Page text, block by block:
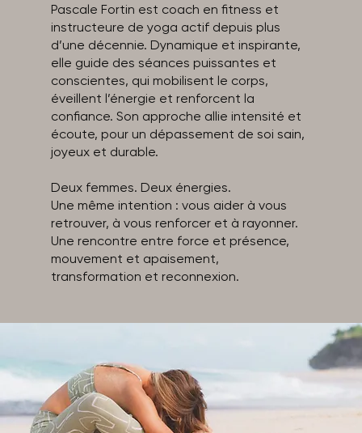
Pascale Fortin est coach en fitness et
instructeure de yoga actif depuis plus
d’une décennie. Dynamique et inspirante,
elle guide des séances puissantes et
conscientes, qui mobilisent le corps,
éveillent l’énergie et renforcent la
confiance. Son approche allie intensité et
écoute, pour un dépassement de soi sain,
joyeux et durable.
Deux femmes. Deux énergies.
Une même intention : vous aider à vous
retrouver, à vous renforcer et à rayonner.
Une rencontre entre force et présence,
mouvement et apaisement,
transformation et reconnexion.